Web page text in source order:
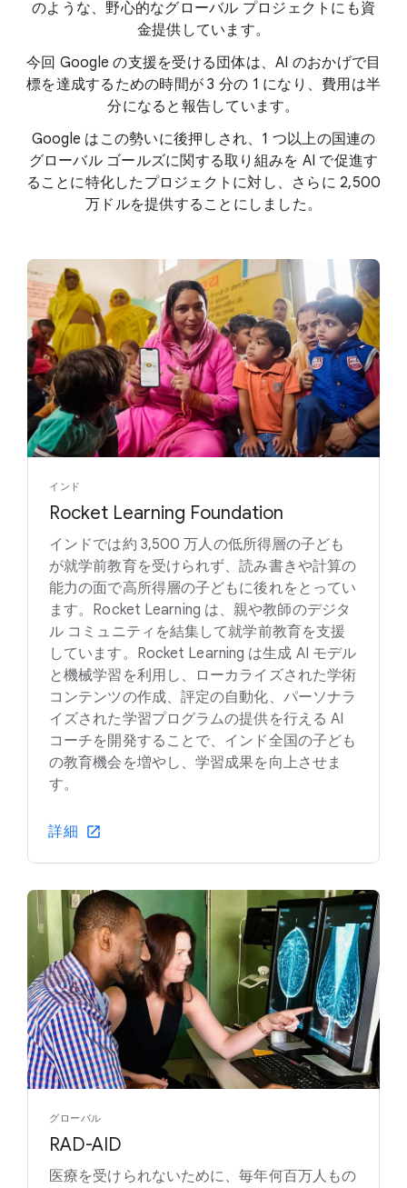
のような、野心的なグローバル プロジェクトにも資
金提供しています。
今回 Google の支援を受ける団体は、AI のおかげで目
標を達成するための時間が 3 分の 1 になり、費用は半
分になると報告しています。
Google はこの勢いに後押しされ、1 つ以上の国連の
グローバル ゴールズに関する取り組みを AI で促進す
ることに特化したプロジェクトに対し、さらに 2,500
万ドルを提供することにしました。
インド
Rocket Learning Foundation
インドでは約 3,500 万人の低所得層の子ども
が就学前教育を受けられず、読み書きや計算の
能力の面で高所得層の子どもに後れをとってい
ます。Rocket Learning は、親や教師のデジタ
ル コミュニティを結集して就学前教育を支援
しています。Rocket Learning は生成 AI モデル
と機械学習を利用し、ローカライズされた学術
コンテンツの作成、評定の自動化、パーソナラ
イズされた学習プログラムの提供を行える AI
コーチを開発することで、インド全国の子ども
の教育機会を増やし、学習成果を向上させま
す。
詳細
グローバル
RAD-AID
医療を受けられないために、毎年何百万人もの